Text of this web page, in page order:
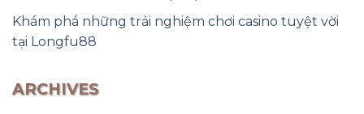
Khám phá những trải nghiệm chơi casino tuyệt vời
tại Longfu88
ARCHIVES